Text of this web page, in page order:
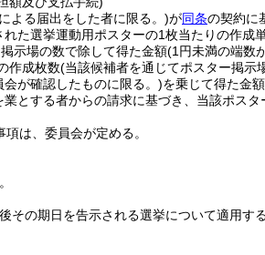
よる届出をした者に限る。)が同条の契約に
た選挙運動用ポスターの1枚当たりの作成
示場の数で除して得た金額(1円未満の端数
作成枚数(当該候補者を通じてポスター掲示
が確認したものに限る。)を乗じて得た金額
とする者からの請求に基づき、当該ポスタ
は、委員会が定める。
その期日を告示される選挙について適用する